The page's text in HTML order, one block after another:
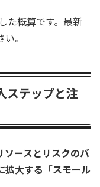
た概算です。最新
。
ステップと注
ソースとリスクのバ
拡大する「スモール